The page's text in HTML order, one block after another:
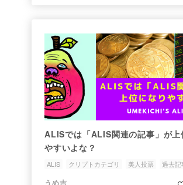
ALISでは「ALIS関連の記事」が上
やすいよな？
ALIS クリプトカテゴリ 美人投票
過去
ダイバーシティ
うめ吉